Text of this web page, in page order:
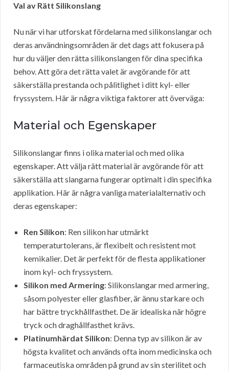
Val av Rätt Silikonslang
Nu när vi har utforskat fördelarna med silikonslangar och
deras användningsområden är det dags att fokusera på
hur du väljer den rätta silikonslangen för dina specifika
behov. Att göra det rätta valet är avgörande för att
säkerställa prestanda och pålitlighet i ditt kyl- eller
fryssystem. Här är några viktiga faktorer att överväga:
Material och Egenskaper
Silikonslangar finns i olika material och med olika
egenskaper. Att välja rätt material är avgörande för att
säkerställa att slangarna fungerar optimalt i din specifika
applikation. Här är några vanliga materialalternativ och
deras egenskaper:
Ren Silikon: Ren silikon har utmärkt
temperaturtolerans, är flexibelt och resistent mot
kemikalier. Det är perfekt för de flesta applikationer
inom kyl- och fryssystem.
Silikon med Armering: Silikonslangar med armering,
såsom polyester eller glasfiber, är ännu starkare och
har bättre tryckhållfasthet. De är idealiska när högre
tryck och draghållfasthet krävs.
Platinumhärdat Silikon: Denna typ av silikon är av
högsta kvalitet och används ofta inom medicinska och
farmaceutiska områden på grund av sin sterilitet och